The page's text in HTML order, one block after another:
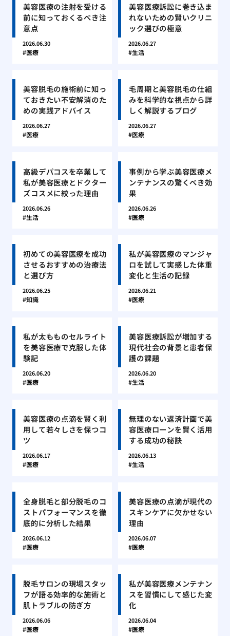
美容医療の注射を受ける
前に知っておくるべき注
意点
2026.06.30
医療
美容医療訴訟に巻き込ま
れないための賢いクリニ
ック選びの極意
2026.06.27
生活
美容脱毛の施術前に知っ
ておきたい不安解消のた
めの実践アドバイス
2026.06.27
医療
毛周期と美容脱毛の仕組
みを科学的な視点から詳
しく解説するブログ
2026.06.27
医療
高級デパコスを卒業して
私が美容医療とドクター
ズコスメに絞った理由
2026.06.26
生活
事例から学ぶ美容医療メ
ンテナンスの驚くべき効
果
2026.06.26
医療
初めての美容医療を成功
させるおすすめの治療法
と選び方
2026.06.25
知識
私が美容医療のマンジャ
ロを試して実感した体重
変化と生活の記録
2026.06.21
医療
私が太もものセルライト
を美容医療で克服した体
験記
2026.06.20
医療
美容医療訴訟が増加する
現代社会の背景と患者保
護の課題
2026.06.20
生活
美容医療の点滴を賢く利
用して若々しさを保つコ
ツ
2026.06.17
医療
無理のない返済計画で美
容医療ローンを賢く活用
する成功の秘訣
2026.06.13
生活
全身脱毛と部分脱毛のコ
ストパフォーマンスを徹
底的に分析した結果
2026.06.12
医療
美容医療の点滴が現代の
スキンケアに欠かせない
理由
2026.06.07
医療
脱毛サロンの現場スタッ
フが語る効率的な施術と
肌トラブルの防ぎ方
2026.06.06
医療
私が美容医療メンテナン
スを習慣にして感じた変
化
2026.06.04
医療